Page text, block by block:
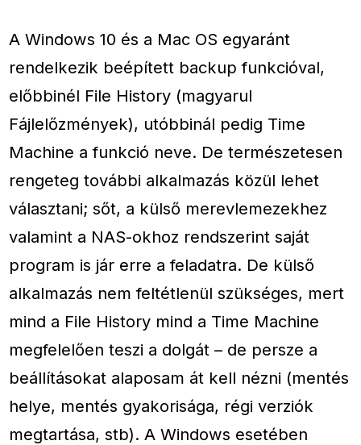
A Windows 10 és a Mac OS egyaránt
rendelkezik beépített backup funkcióval,
előbbinél File History (magyarul
Fájlelőzmények), utóbbinál pedig Time
Machine a funkció neve. De természetesen
rengeteg további alkalmazás közül lehet
választani; sőt, a külső merevlemezekhez
valamint a NAS-okhoz rendszerint saját
program is jár erre a feladatra. De külső
alkalmazás nem feltétlenül szükséges, mert
mind a File History mind a Time Machine
megfelelően teszi a dolgát – de persze a
beállításokat alaposam át kell nézni (mentés
helye, mentés gyakorisága, régi verziók
megtartása, stb). A Windows esetében